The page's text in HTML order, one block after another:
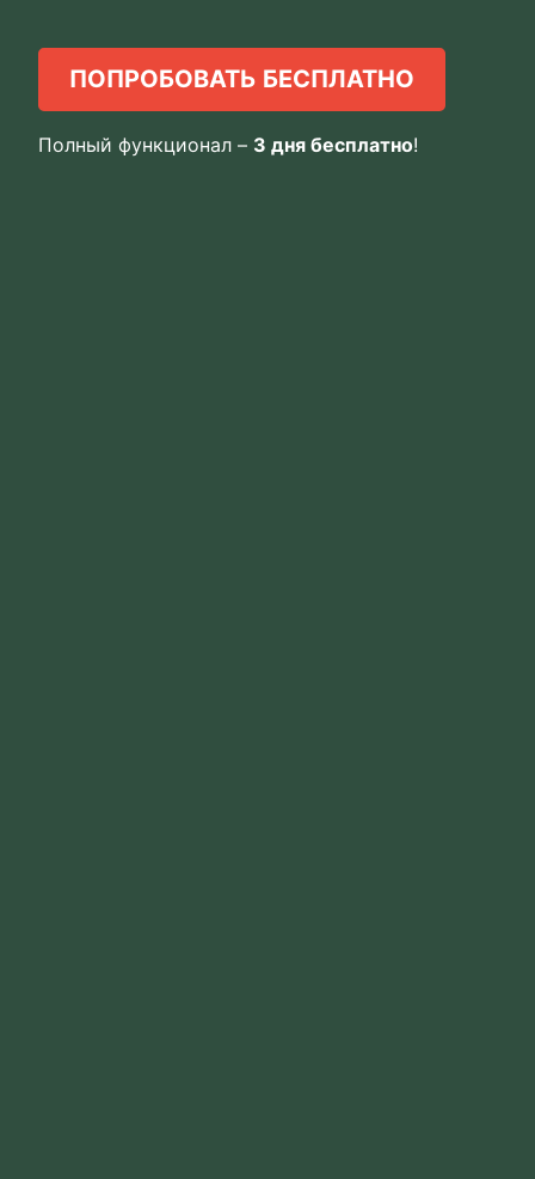
ПОПРОБОВАТЬ БЕСПЛАТНО
Полный функционал – 3 дня бесплатно!